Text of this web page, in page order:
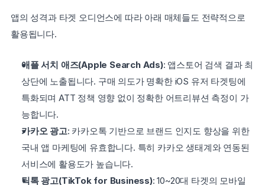
앱의 성격과 타겟 오디언스에 따라 아래 매체들도 전략적으로
활용됩니다.
애플 서치 애즈(Apple Search Ads): 앱스토어 검색 결과 최
상단에 노출됩니다. 구매 의도가 명확한 iOS 유저 타겟팅에
특화되며 ATT 정책 영향 없이 정확한 어트리뷰션 측정이 가
능합니다.
카카오 광고: 카카오톡 기반으로 브랜드 인지도 향상을 위한
국내 앱 마케팅에 유효합니다. 특히 카카오 생태계와 연동된
서비스에 활용도가 높습니다.
틱톡 광고(TikTok for Business): 10~20대 타겟의 모바일